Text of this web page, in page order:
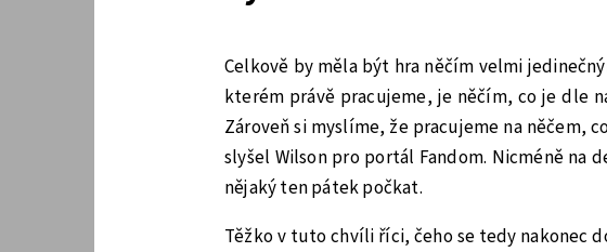
Celkově by měla být hra něčím velmi
kterém právě pracujeme, je něčím, co je dle
Zároveň si myslíme, že pracujeme na něčem,
slyšel Wilson pro portál Fandom. Nicméně na
nějaký ten pátek počkat.
Těžko v tuto chvíli říci, čeho se tedy nakonec